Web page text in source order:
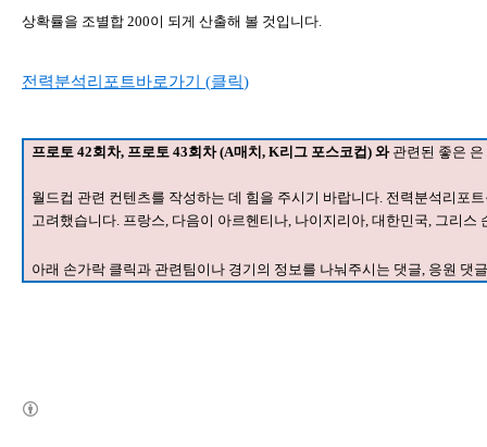
상확률을 조별합 200이 되게 산출해 볼 것입니다.
전력분석리포트바로가기 (클릭)
프로토 42회차, 프로토 43회차(A매치, K리그 포스코컵)와 관련된 좋은
월드컵 관련 컨텐츠를 작성하는 데 힘을 주시기 바랍니다. 전력분석리포
고려했습니다. 프랑스, 다음이 아르헨티나, 나이지리아, 대한민국, 그리스
아래 손가락 클릭과 관련팀이나 경기의 정보를 나눠주시는 댓글, 응원 댓